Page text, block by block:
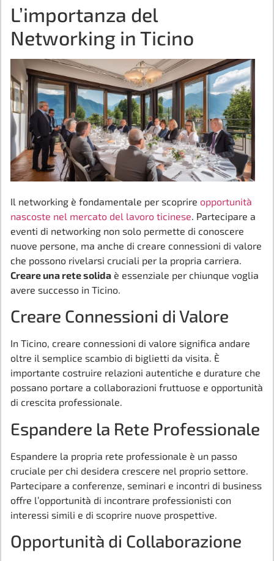
L’importanza del
Networking in Ticino
Il networking è fondamentale per scoprire opportunità
nascoste nel mercato del lavoro ticinese . Partecipare a
eventi di networking non solo permette di conoscere
nuove persone, ma anche di creare connessioni di valore
che possono rivelarsi cruciali per la propria carriera.
Creare una rete solida è essenziale per chiunque voglia
avere successo in Ticino.
Creare Connessioni di Valore
In Ticino, creare connessioni di valore significa andare
oltre il semplice scambio di biglietti da visita. È
importante costruire relazioni autentiche e durature che
possano portare a collaborazioni fruttuose e opportunità
di crescita professionale.
Espandere la Rete Professionale
Espandere la propria rete professionale è un passo
cruciale per chi desidera crescere nel proprio settore.
Partecipare a conferenze, seminari e incontri di business
offre l’opportunità di incontrare professionisti con
interessi simili e di scoprire nuove prospettive.
Opportunità di Collaborazione